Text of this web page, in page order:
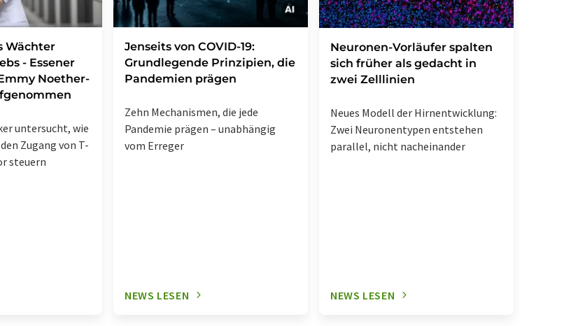
Wächter
- Essener
Noether-
untersucht, wie
Zugang von T-
steuern
Jenseits von COVID-19:
Grundlegende Prinzipien, die
Pandemien prägen
Zehn Mechanismen, die jede
Pandemie prägen – unabhängig
vom Erreger
NEWS LESEN
Neuronen-Vorläufer spalten
sich früher als gedacht in
zwei Zelllinien
Neues Modell der Hirnentwicklung:
Zwei Neuronentypen entstehen
parallel, nicht nacheinander
NEWS LESEN